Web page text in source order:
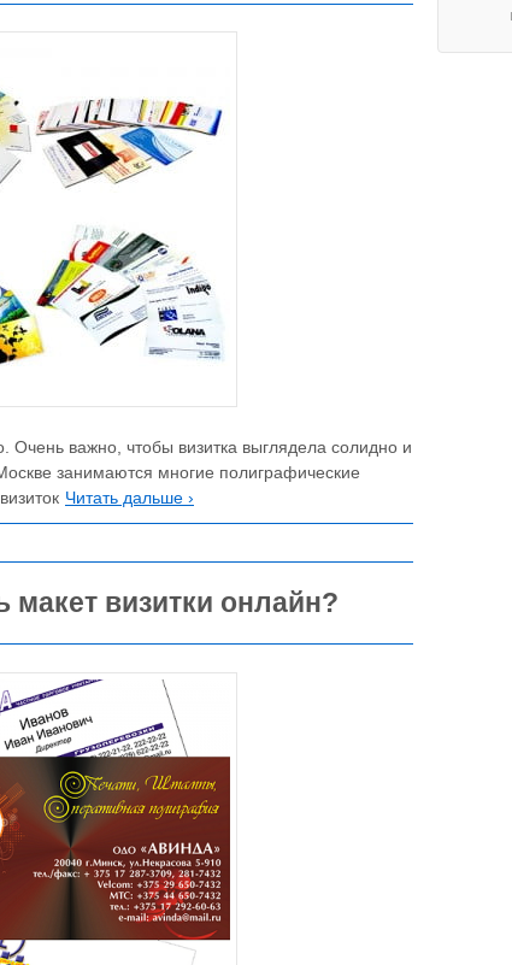
важно, чтобы визитка выглядела солидно и
занимаются многие полиграфические
Читать дальше ›
макет визитки онлайн?